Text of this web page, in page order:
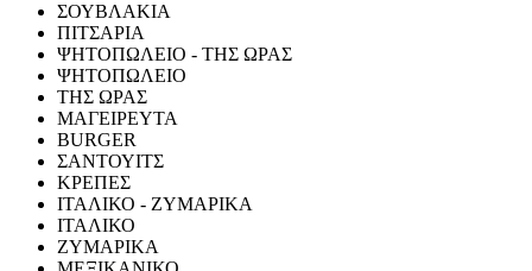
ΣΟΥΒΛΑΚΙΑ
ΠΙΤΣΑΡΙΑ
ΨΗΤΟΠΩΛΕΙΟ - ΤΗΣ ΩΡΑΣ
ΨΗΤΟΠΩΛΕΙΟ
ΤΗΣ ΩΡΑΣ
ΜΑΓΕΙΡΕΥΤΑ
BURGER
ΣΑΝΤΟΥΙΤΣ
ΚΡΕΠΕΣ
ΙΤΑΛΙΚΟ - ΖΥΜΑΡΙΚΑ
ΙΤΑΛΙΚΟ
ΖΥΜΑΡΙΚΑ